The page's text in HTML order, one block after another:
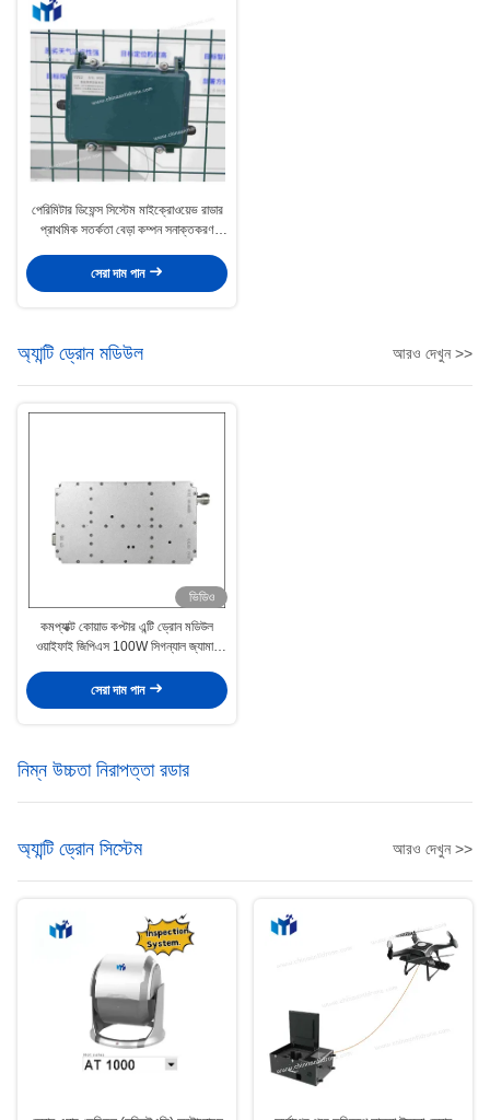
পেরিমিটার ডিফেন্স সিস্টেম মাইক্রোওয়েভ রাডার
প্রাথমিক সতর্কতা বেড়া কম্পন সনাক্তকরণ
সেরা দাম পান
অ্যান্টি ড্রোন মডিউল আরও দেখুন >>
ভিডিও
কমপ্যাক্ট কোয়াড কপ্টার এন্টি ড্রোন মডিউল
ওয়াইফাই জিপিএস 100W সিগন্যাল জ্যামার
সেরা দাম পান
নিম্ন উচ্চতা নিরাপত্তা রডার
অ্যান্টি ড্রোন সিস্টেম আরও দেখুন >>